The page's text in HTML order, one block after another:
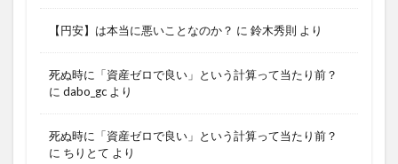
【円安】は本当に悪いことなのか？ に 鈴木秀則 より
死ぬ時に「資産ゼロで良い」という計算って当たり前？
に dabo_gc より
死ぬ時に「資産ゼロで良い」という計算って当たり前？
に ちりとて より